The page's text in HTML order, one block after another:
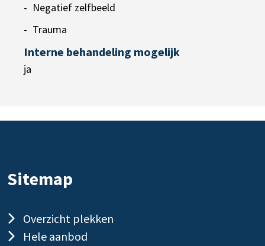
Negatief zelfbeeld
Trauma
Interne behandeling mogelijk
ja
Sitemap
Overzicht plekken
Hele aanbod